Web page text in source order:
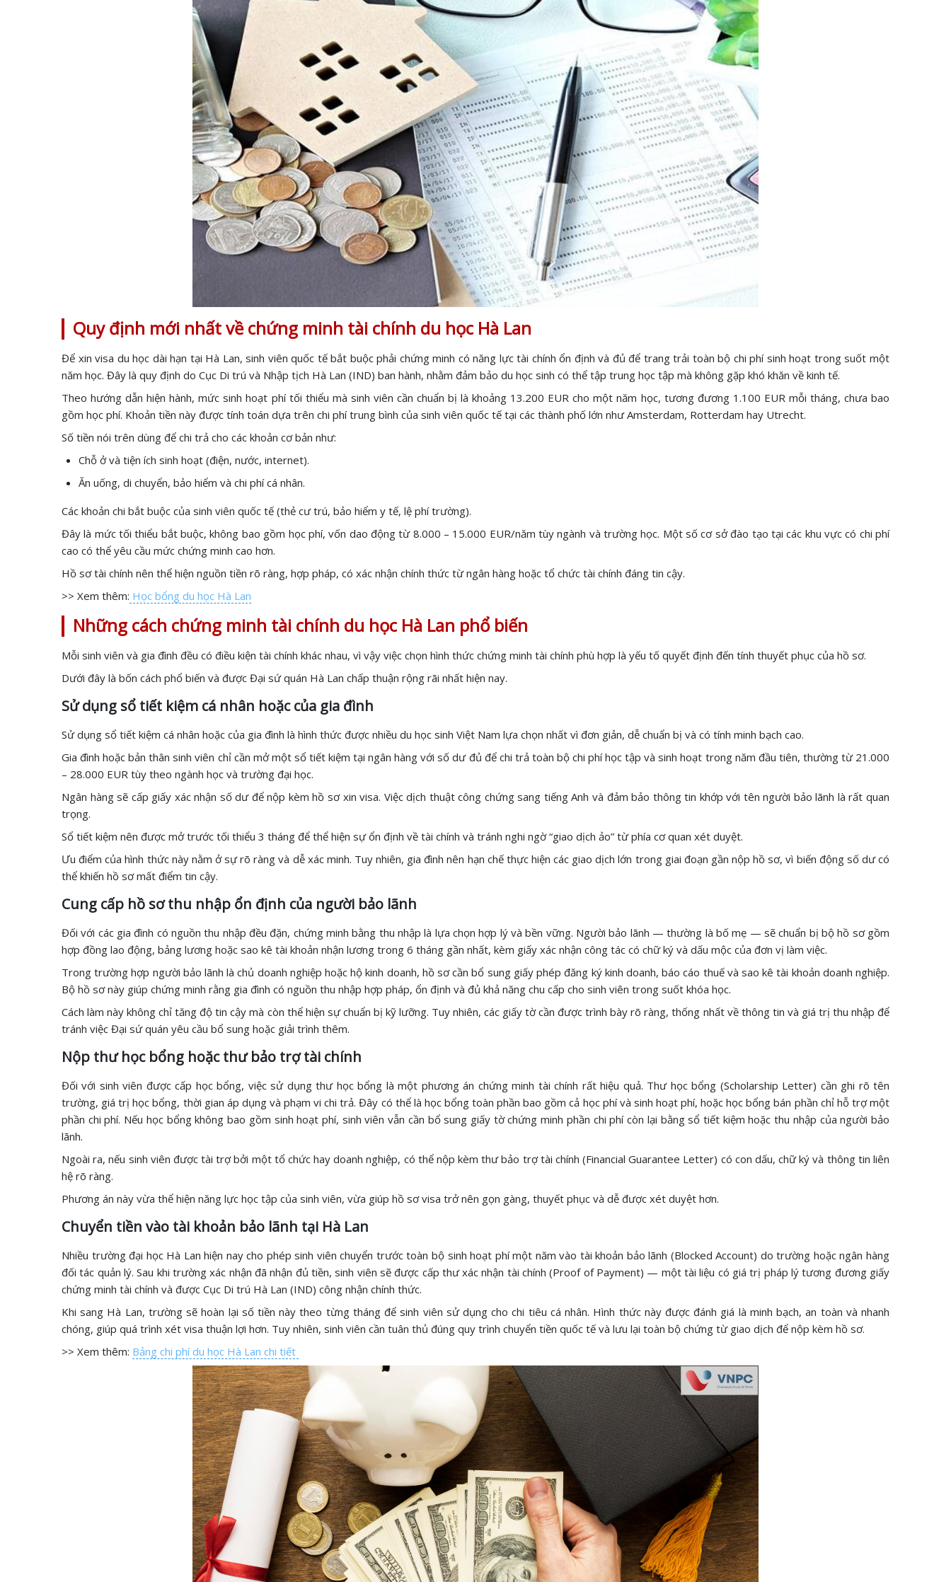
Quy định mới nhất về chứng minh tài chính du học Hà Lan
Để xin visa du học dài hạn tại Hà Lan, sinh viên quốc tế bắt buộc phải chứng minh có năng lực tài chính ổn định và đủ để trang trải toàn bộ chi phí sinh hoạt trong suốt một
năm học. Đây là quy định do Cục Di trú và Nhập tịch Hà Lan (IND) ban hành, nhằm đảm bảo du học sinh có thể tập trung học tập mà không gặp khó khăn về kinh tế.
Theo hướng dẫn hiện hành, mức sinh hoạt phí tối thiểu mà sinh viên cần chuẩn bị là khoảng 13.200 EUR cho một năm học, tương đương 1.100 EUR mỗi tháng, chưa bao
gồm học phí. Khoản tiền này được tính toán dựa trên chi phí trung bình của sinh viên quốc tế tại các thành phố lớn như Amsterdam, Rotterdam hay Utrecht.
Số tiền nói trên dùng để chi trả cho các khoản cơ bản như:
Chỗ ở và tiện ích sinh hoạt (điện, nước, internet).
Ăn uống, di chuyển, bảo hiểm và chi phí cá nhân.
Các khoản chi bắt buộc của sinh viên quốc tế (thẻ cư trú, bảo hiểm y tế, lệ phí trường).
Đây là mức tối thiểu bắt buộc, không bao gồm học phí, vốn dao động từ 8.000 – 15.000 EUR/năm tùy ngành và trường học. Một số cơ sở đào tạo tại các khu vực có chi phí
cao có thể yêu cầu mức chứng minh cao hơn.
Hồ sơ tài chính nên thể hiện nguồn tiền rõ ràng, hợp pháp, có xác nhận chính thức từ ngân hàng hoặc tổ chức tài chính đáng tin cậy.
>> Xem thêm: Học bổng du học Hà Lan
Những cách chứng minh tài chính du học Hà Lan phổ biến
Mỗi sinh viên và gia đình đều có điều kiện tài chính khác nhau, vì vậy việc chọn hình thức chứng minh tài chính phù hợp là yếu tố quyết định đến tính thuyết phục của hồ sơ.
Dưới đây là bốn cách phổ biến và được Đại sứ quán Hà Lan chấp thuận rộng rãi nhất hiện nay.
Sử dụng sổ tiết kiệm cá nhân hoặc của gia đình
Sử dụng sổ tiết kiệm cá nhân hoặc của gia đình là hình thức được nhiều du học sinh Việt Nam lựa chọn nhất vì đơn giản, dễ chuẩn bị và có tính minh bạch cao.
Gia đình hoặc bản thân sinh viên chỉ cần mở một sổ tiết kiệm tại ngân hàng với số dư đủ để chi trả toàn bộ chi phí học tập và sinh hoạt trong năm đầu tiên, thường từ 21.000
– 28.000 EUR tùy theo ngành học và trường đại học.
Ngân hàng sẽ cấp giấy xác nhận số dư để nộp kèm hồ sơ xin visa. Việc dịch thuật công chứng sang tiếng Anh và đảm bảo thông tin khớp với tên người bảo lãnh là rất quan
trọng.
Sổ tiết kiệm nên được mở trước tối thiểu 3 tháng để thể hiện sự ổn định về tài chính và tránh nghi ngờ “giao dịch ảo” từ phía cơ quan xét duyệt.
Ưu điểm của hình thức này nằm ở sự rõ ràng và dễ xác minh. Tuy nhiên, gia đình nên hạn chế thực hiện các giao dịch lớn trong giai đoạn gần nộp hồ sơ, vì biến động số dư có
thể khiến hồ sơ mất điểm tin cậy.
Cung cấp hồ sơ thu nhập ổn định của người bảo lãnh
Đối với các gia đình có nguồn thu nhập đều đặn, chứng minh bằng thu nhập là lựa chọn hợp lý và bền vững. Người bảo lãnh — thường là bố mẹ — sẽ chuẩn bị bộ hồ sơ gồm
hợp đồng lao động, bảng lương hoặc sao kê tài khoản nhận lương trong 6 tháng gần nhất, kèm giấy xác nhận công tác có chữ ký và dấu mộc của đơn vị làm việc.
Trong trường hợp người bảo lãnh là chủ doanh nghiệp hoặc hộ kinh doanh, hồ sơ cần bổ sung giấy phép đăng ký kinh doanh, báo cáo thuế và sao kê tài khoản doanh nghiệp.
Bộ hồ sơ này giúp chứng minh rằng gia đình có nguồn thu nhập hợp pháp, ổn định và đủ khả năng chu cấp cho sinh viên trong suốt khóa học.
Cách làm này không chỉ tăng độ tin cậy mà còn thể hiện sự chuẩn bị kỹ lưỡng. Tuy nhiên, các giấy tờ cần được trình bày rõ ràng, thống nhất về thông tin và giá trị thu nhập để
tránh việc Đại sứ quán yêu cầu bổ sung hoặc giải trình thêm.
Nộp thư học bổng hoặc thư bảo trợ tài chính
Đối với sinh viên được cấp học bổng, việc sử dụng thư học bổng là một phương án chứng minh tài chính rất hiệu quả. Thư học bổng (Scholarship Letter) cần ghi rõ tên
trường, giá trị học bổng, thời gian áp dụng và phạm vi chi trả. Đây có thể là học bổng toàn phần bao gồm cả học phí và sinh hoạt phí, hoặc học bổng bán phần chỉ hỗ trợ một
phần chi phí. Nếu học bổng không bao gồm sinh hoạt phí, sinh viên vẫn cần bổ sung giấy tờ chứng minh phần chi phí còn lại bằng sổ tiết kiệm hoặc thu nhập của người bảo
lãnh.
Ngoài ra, nếu sinh viên được tài trợ bởi một tổ chức hay doanh nghiệp, có thể nộp kèm thư bảo trợ tài chính (Financial Guarantee Letter) có con dấu, chữ ký và thông tin liên
hệ rõ ràng.
Phương án này vừa thể hiện năng lực học tập của sinh viên, vừa giúp hồ sơ visa trở nên gọn gàng, thuyết phục và dễ được xét duyệt hơn.
Chuyển tiền vào tài khoản bảo lãnh tại Hà Lan
Nhiều trường đại học Hà Lan hiện nay cho phép sinh viên chuyển trước toàn bộ sinh hoạt phí một năm vào tài khoản bảo lãnh (Blocked Account) do trường hoặc ngân hàng
đối tác quản lý. Sau khi trường xác nhận đã nhận đủ tiền, sinh viên sẽ được cấp thư xác nhận tài chính (Proof of Payment) — một tài liệu có giá trị pháp lý tương đương giấy
chứng minh tài chính và được Cục Di trú Hà Lan (IND) công nhận chính thức.
Khi sang Hà Lan, trường sẽ hoàn lại số tiền này theo từng tháng để sinh viên sử dụng cho chi tiêu cá nhân. Hình thức này được đánh giá là minh bạch, an toàn và nhanh
chóng, giúp quá trình xét visa thuận lợi hơn. Tuy nhiên, sinh viên cần tuân thủ đúng quy trình chuyển tiền quốc tế và lưu lại toàn bộ chứng từ giao dịch để nộp kèm hồ sơ.
>> Xem thêm: Bảng chi phí du học Hà Lan chi tiết